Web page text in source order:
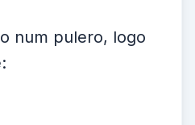
num pulero, logo